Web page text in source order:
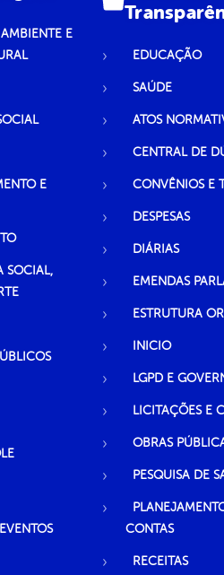
E
E
SOCIAL,
EDUCAÇÃO
SAÚDE
ATOS
CENTRAL DE
CONVÊNIOS E
DESPESAS
DIÁRIAS
EMENDAS
ESTRUTURA
INICIO
LGPD E
LICITAÇÕES E
OBRAS
PESQUISA DE
CONTAS
RECEITAS